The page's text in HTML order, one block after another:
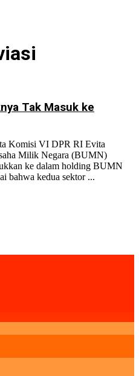
Tak Masuk ke
Komisi VI DPR RI Evita
Milik Negara (BUMN)
ke dalam holding BUMN
bahwa kedua sektor ...